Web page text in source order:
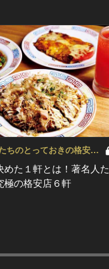
ちのとっておきの格安店
めた１軒とは！著名人た
極の格安店６軒